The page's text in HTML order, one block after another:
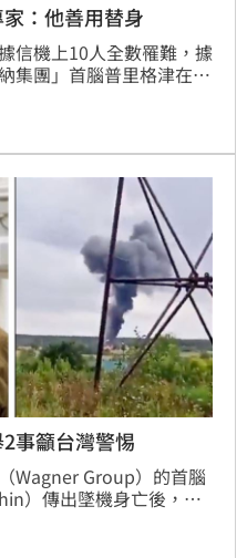
：他善用替身
信機上10人全數罹難，據
集團」首腦普里格津在機
事籲台灣警惕
Wagner Group）的首腦
）傳出墜機身亡後，外
，「在獨裁國家，只要被